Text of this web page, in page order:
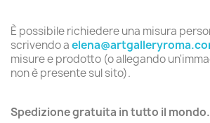
È possibile richiedere una misura
scrivendo a
misure e prodotto (o allegando
non è presente sul sito).
Spedizione gratuita in tutto il mondo.